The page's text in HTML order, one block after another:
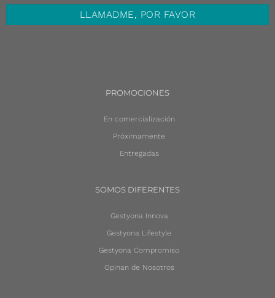
PROMOCIONES
En comercialización
Próximamente
Entregadas
SOMOS DIFERENTES
Gestyona Innova
Gestyona Lifestyle
Gestyona Compromiso
Opinan de Nosotros